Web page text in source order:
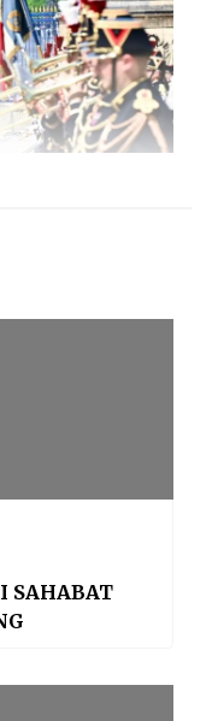
SAHABAT